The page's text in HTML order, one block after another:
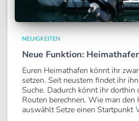
NEUIGKEITEN
Neue Funktion:
Euren Heimathafen könnt ihr
setzen. Seit neustem findet ihr
Suche. Dadurch könnt ihr dorthin
Routen berechnen. Wie man den
auswählt Setze einen Startpunkt